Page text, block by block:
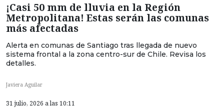
¡Casi 50 mm de lluvia en la Región
Metropolitana! Estas serán las comunas
más afectadas
Alerta en comunas de Santiago tras llegada de nuevo
sistema frontal a la zona centro-sur de Chile. Revisa los
detalles.
Javiera Aguilar
31 julio, 2026 a las 10:11